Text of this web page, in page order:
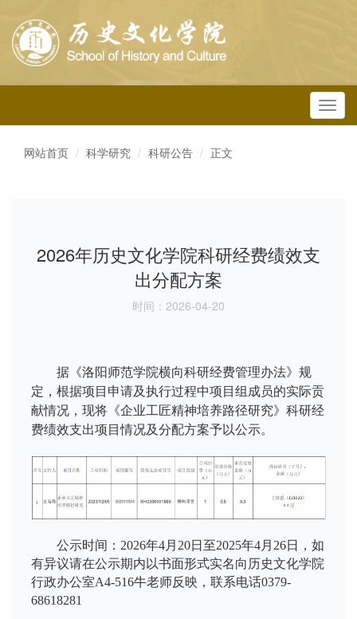
网站首页
科学研究 科研公告 正文
2026年历史文化学院科研经费绩效支
出分配方案
时间：2026-04-20
据《洛阳师范学院横向科研经费管理办法》规
定，根据项目申请及执行过程中项目组成员的实际贡
献情况，现将《企业工匠精神培养路径研究》科研经
费绩效支出项目情况及分配方案予以公示。
公示时间： 2026年4月 20日至2025年4月 26日，如
有异议请在公示期内以书面形式实名向历史文化学院
行政办公室A4-516牛老师反映，联系电话0379-
68618281